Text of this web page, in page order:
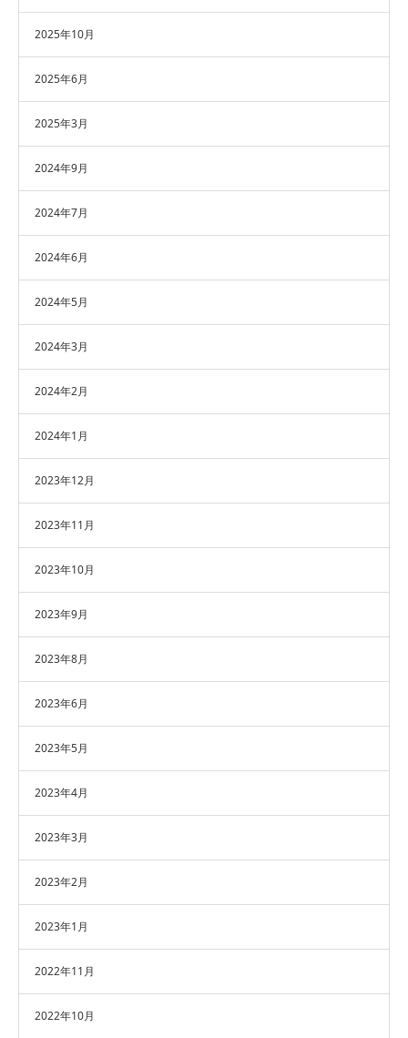
2025年10月
2025年6月
2025年3月
2024年9月
2024年7月
2024年6月
2024年5月
2024年3月
2024年2月
2024年1月
2023年12月
2023年11月
2023年10月
2023年9月
2023年8月
2023年6月
2023年5月
2023年4月
2023年3月
2023年2月
2023年1月
2022年11月
2022年10月